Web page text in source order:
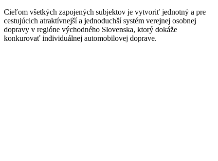
Cieľom všetkých zapojených subjektov je vytvoriť jednotný a pre
cestujúcich atraktívnejší a jednoduchší systém verejnej osobnej
dopravy v regióne východného Slovenska, ktorý dokáže
konkurovať individuálnej automobilovej doprave.